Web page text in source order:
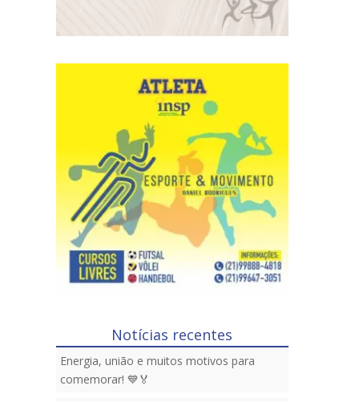
Notícias recentes
Energia, união e muitos motivos para
comemorar! 💙🏅